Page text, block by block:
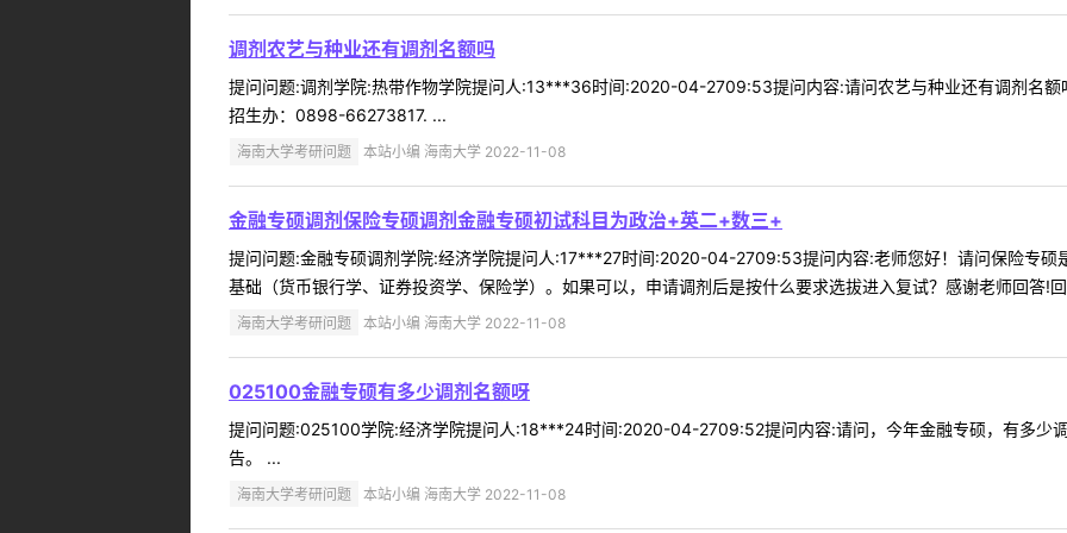
调剂农艺与种业还有调剂名额吗
提问问题:调剂学院:热带作物学院提问人:13***36时间:2020-04-2709:53提问内容:请问农艺与种业还有调剂名额
招生办：0898-66273817. ...
海南大学考研问题 本站小编 海南大学 2022-11-08
金融专硕调剂保险专硕调剂金融专硕初试科目为政治+英二+数三+
提问问题:金融专硕调剂学院:经济学院提问人:17***27时间:2020-04-2709:53提问内容:老师您好！请问保险专硕
基础（货币银行学、证券投资学、保险学）。如果可以，申请调剂后是按什么要求选拔进入复试？感谢老师回答!
海南大学考研问题 本站小编 海南大学 2022-11-08
025100金融专硕有多少调剂名额呀
提问问题:025100学院:经济学院提问人:18***24时间:2020-04-2709:52提问内容:请问，今年金融专硕，有多少
告。 ...
海南大学考研问题 本站小编 海南大学 2022-11-08